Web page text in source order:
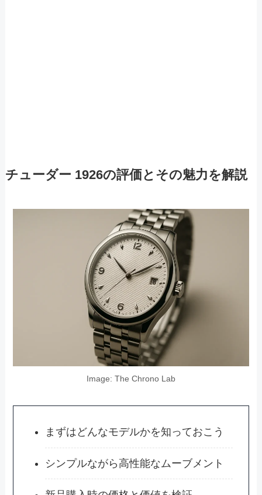
チューダー 1926の評価とその魅力を解説
Image: The Chrono Lab
まずはどんなモデルかを知っておこう
シンプルながら高性能なムーブメント